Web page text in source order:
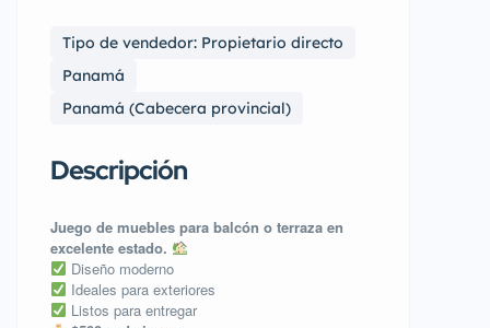
Tipo de vendedor: Propietario directo
Panamá
Panamá (Cabecera provincial)
Descripción
Juego de muebles para balcón o terraza en
excelente estado.
Diseño moderno
Ideales para exteriores
Listos para entregar